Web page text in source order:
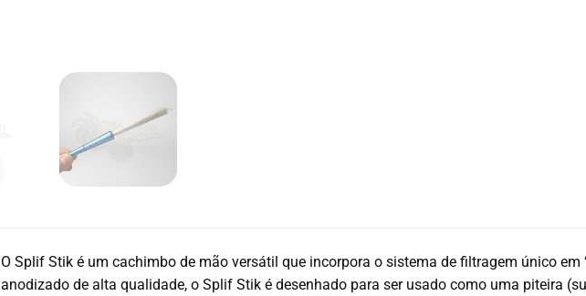
O Splif Stik é um cachimbo de mão versátil que incorpora o sistema de filtragem único em
anodizado de alta qualidade, o Splif Stik é desenhado para ser usado como uma piteira